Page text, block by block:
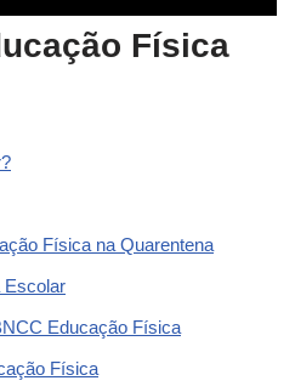
Física
Física na Quarentena
Escolar
Educação Física
Física